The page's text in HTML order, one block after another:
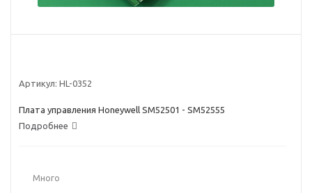
Артикул: HL-0352
Плата управления Honeywell SM52501 - SM52555
Подробнее
Много